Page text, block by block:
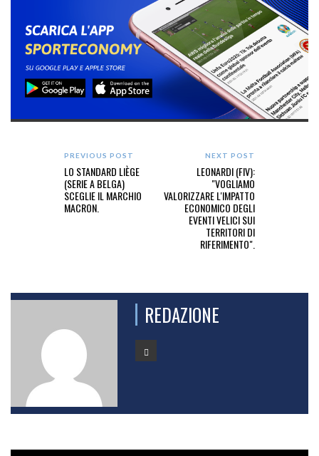
PREVIOUS POST
LO STANDARD LIÈGE
(SERIE A BELGA)
SCEGLIE IL MARCHIO
MACRON.
NEXT POST
LEONARDI (FIV):
"VOGLIAMO
VALORIZZARE L'IMPATTO
ECONOMICO DEGLI
EVENTI VELICI SUI
TERRITORI DI
RIFERIMENTO".
REDAZIONE